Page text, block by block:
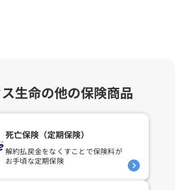
生命の他の保険商品
死亡保険（定期保険）
解約払戻金をなくすことで保険料が
お手頃な定期保険